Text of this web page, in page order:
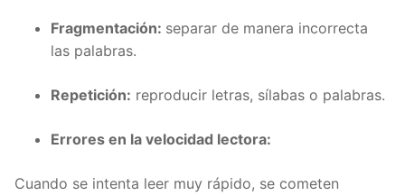
Fragmentación: separar de manera incorrecta
las palabras.
Repetición: reproducir letras, sílabas o palabras.
Errores en la velocidad lectora:
Cuando se intenta leer muy rápido, se cometen